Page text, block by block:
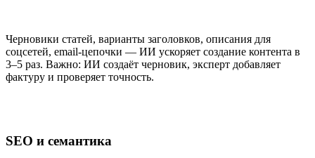
Черновики статей, варианты заголовков, описания для
соцсетей, email-цепочки — ИИ ускоряет создание контента в
3–5 раз. Важно: ИИ создаёт черновик, эксперт добавляет
фактуру и проверяет точность.
SEO и семантика